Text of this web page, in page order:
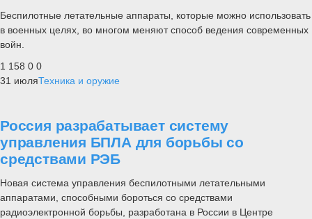
Беспилотные летательные аппараты, которые можно использовать
в военных целях, во многом меняют способ ведения современных
войн.
1 158 0 0
31 июляТехника и оружие
Россия разрабатывает систему
управления БПЛА для борьбы со
средствами РЭБ
Новая система управления беспилотными летательными
аппаратами, способными бороться со средствами
радиоэлектронной борьбы, разработана в России в Центре